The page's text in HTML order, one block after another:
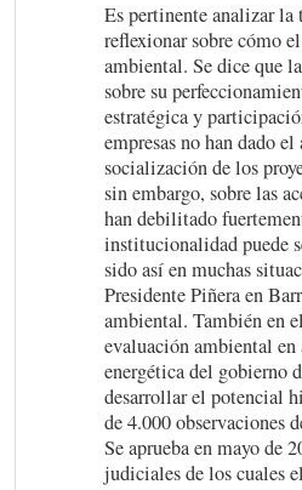
Es pertinente analizar
reflexionar sobre cómo
ambiental. Se dice que
sobre su
estratégica y
empresas no han dado
socialización de los
sin embargo, sobre las
han debilitado
institucionalidad puede
sido así en muchas
Presidente Piñera en
ambiental. También en
evaluación ambiental
energética del gobierno
desarrollar el potencial
de 4.000 observaciones
Se aprueba en mayo de
judiciales de los cuales